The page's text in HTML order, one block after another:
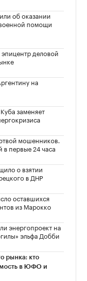
об оказании
помощи
деловой
на
заменяет
мошенников.
в первые 24 часа
о взятии
в ДНР
оставшихся
из Марокко
энергопроект на
эльфа Добби
рынка: кто
в ЮФО и